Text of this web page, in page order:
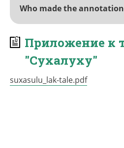
Who made the annotation
Приложение к
"Сухалуху"
suxasulu_lak-tale.pdf